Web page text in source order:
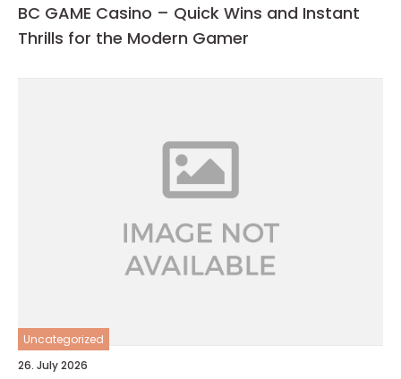
BC GAME Casino – Quick Wins and Instant
Thrills for the Modern Gamer
Uncategorized
26. July 2026